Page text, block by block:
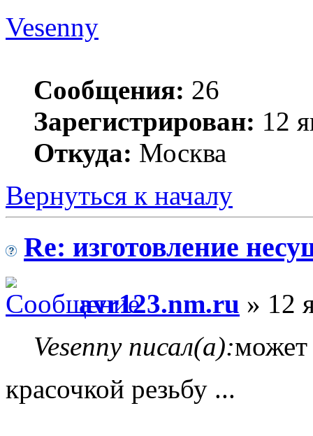
Vesenny
Сообщения: 26
Зарегистрирован: 12
Откуда: Москва
Вернуться к началу
Re: изготовление
avr123.nm.ru » 12
Vesenny писал(а):может
красочкой резьбу ...